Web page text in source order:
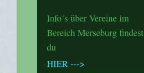
Info´s über Vereine im
Bereich Merseburg findest
du
HIER --->